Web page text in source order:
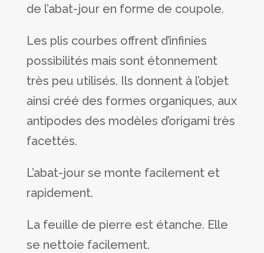
de l’abat-jour en forme de coupole.
Les plis courbes offrent d’infinies
possibilités mais sont étonnement
très peu utilisés. Ils donnent à l’objet
ainsi créé des formes organiques, aux
antipodes des modèles d’origami très
facettés.
L’abat-jour se monte facilement et
rapidement.
La feuille de pierre est étanche. Elle
se nettoie facilement.